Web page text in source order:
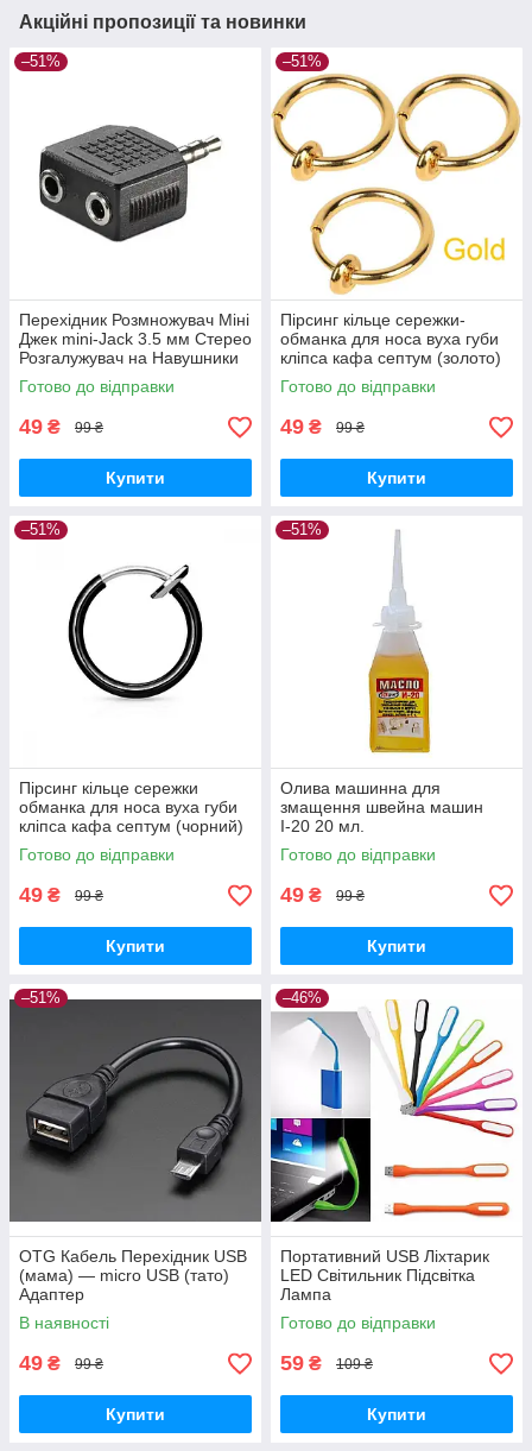
Акційні пропозиції та новинки
–51%
Перехідник Розмножувач Міні
Джек mini-Jack 3.5 мм Стерео
Розгалужувач на Навушники
Готово до відправки
49 ₴ 99 ₴
Купити
–51%
Пірсинг кільце сережки-
обманка для носа вуха губи
кліпса кафа септум (золото)
Готово до відправки
49 ₴ 99 ₴
Купити
–51%
Пірсинг кільце сережки
обманка для носа вуха губи
кліпса кафа септум (чорний)
Готово до відправки
49 ₴ 99 ₴
Купити
–51%
Олива машинна для
змащення швейна машин
І-20 20 мл.
Готово до відправки
49 ₴ 99 ₴
Купити
–51%
OTG Кабель Перехідник USB
(мама) — micro USB (тато)
Адаптер
В наявності
49 ₴ 99 ₴
Купити
–46%
Портативний USB Ліхтарик
LED Світильник Підсвітка
Лампа
Готово до відправки
59 ₴ 109 ₴
Купити